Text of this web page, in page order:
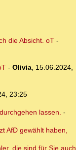
die Absicht. oT-
- Olivia, 15.06.2024,
23:25
lassen. -
AfD gewählt haben,
die sind für Sie auch